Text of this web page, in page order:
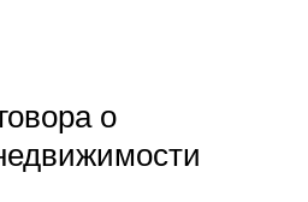
о